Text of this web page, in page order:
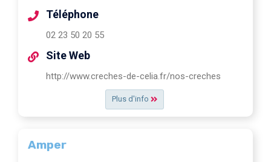
Plus d'info
Téléphone
02 23 50 20 55
Site Web
http://www.creches-de-celia.fr/nos-creches
Amper